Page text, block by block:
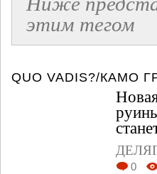
этим тегом
QUO VADIS?/КАМО
0